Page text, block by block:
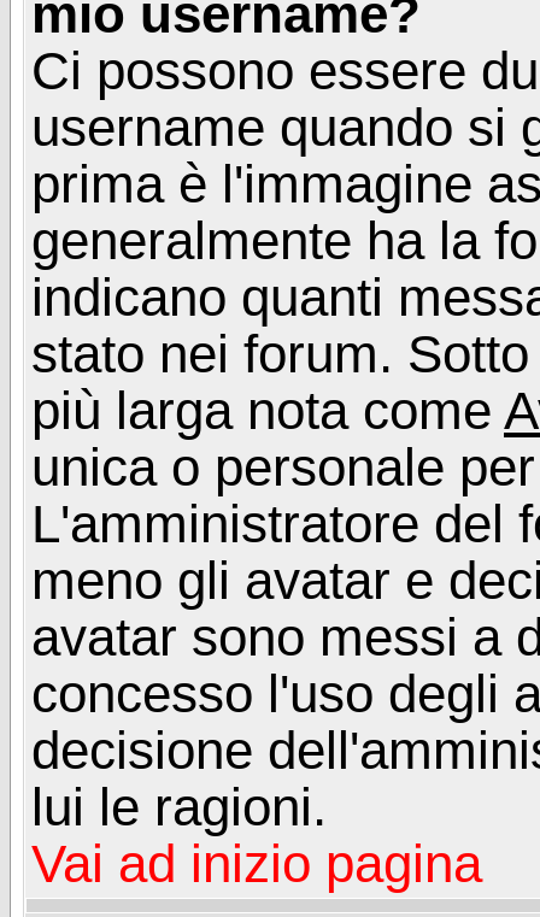
mio username?
Ci possono essere
username quando si
prima è l'immagine
generalmente ha la
indicano quanti
stato nei forum.
più larga nota come
unica o personale
L'amministratore del
meno gli avatar e
avatar sono messi a
concesso l'uso degli
decisione
lui le ragioni.
Vai ad inizio pagina